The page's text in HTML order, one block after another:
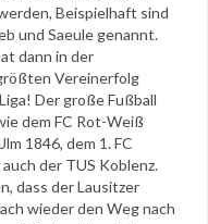
Beispielhaft sind
und Saeule genannt.
dann in der
Vereinerfolg
Der große Fußball
dem FC Rot-Weiß
1846, dem 1. FC
der TUS Koblenz.
dass der Lausitzer
wieder den Weg nach